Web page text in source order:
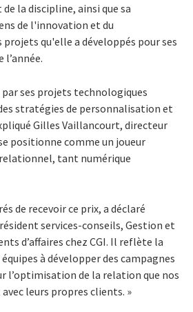
la discipline, ainsi que sa
de l'innovation et du
qu'elle a développés pour ses
par ses projets technologiques
stratégies de personnalisation et
Gilles Vaillancourt, directeur
positionne comme un joueur
tant numérique
de recevoir ce prix, a déclaré
services-conseils, Gestion et
d’affaires chez CGI. Il reflète la
à développer des campagnes
l’optimisation de la relation que nos
leurs propres clients. »